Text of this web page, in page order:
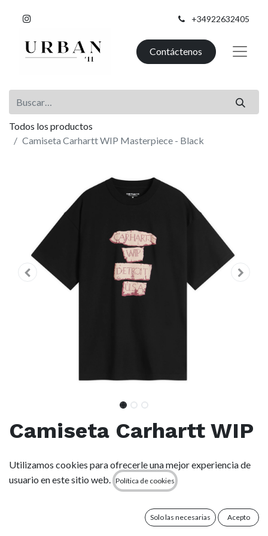
+34922632405
Contáctenos
Todos los productos
Camiseta Carhartt WIP Masterpiece - Black
Camiseta Carhartt WIP
Masterpiece - Black
(0 reseña)
está confeccionada en un jersey de algodón ligero. Con un
corte holgado que se inspira en la estética urbana
Utilizamos cookies para ofrecerle una mejor experiencia de
usuario en este sitio web.
Política de cookies
Solo las necesarias Acepto